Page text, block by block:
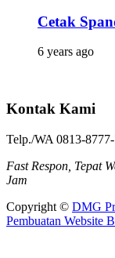
Cetak
6 years ago
Kontak Kami
Telp./WA 0813-
Fast Respon, Tepat
Jam
Copyright © DMG
Pembuatan Website